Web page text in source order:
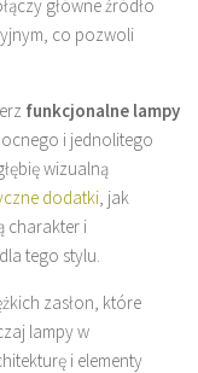
główne źródło
co pozwoli
funkcjonalne lampy
i jednolitego
wizualną
dodatki , jak
charakter i
tego stylu.
zasłon, które
lampy w
i elementy